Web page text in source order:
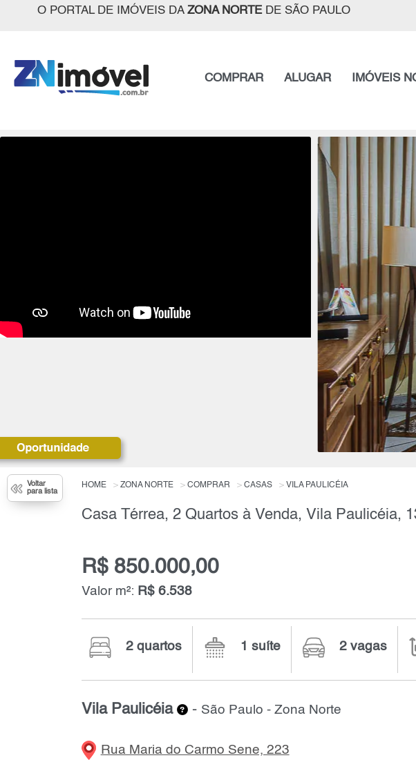
O PORTAL DE IMÓVEIS DA ZONA NORTEDE SÃO PAULO
COMPRAR ALUGAR IMÓVEIS
Voltar
para lista
HOME ZONA NORTE COMPRAR CASAS VILA PAULICÉIA
R$ 850.000,00
Valor m²: R$ 6.538
2 quartos 1 suíte 2 vagas
Vila Paulicéia - São Paulo - Zona Norte
Rua Maria do Carmo Sene, 223